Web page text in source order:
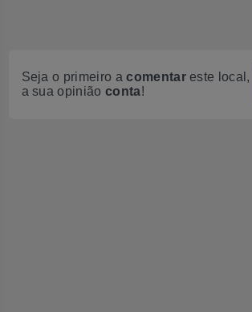
Seja o primeiro acomentareste local,
a sua opinião conta!